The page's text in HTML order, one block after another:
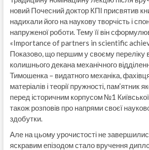
новий Почесний доктор КПІ присвятив
надихали його на наукову творчість і
напруженої роботи. Тему її він
«Importance of partners in scientific
Показово, що першим у своєму переліку
колишнього декана механічного
Тимошенка – видатного механіка,
матеріалів і теорії пружності, пам’ятник
перед історичним корпусом №1 Київської
також розповів про напрями своєї
здобутки.
Але на цьому урочистості не
яскравим епізодом стало вручення